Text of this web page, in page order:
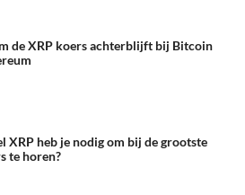
de XRP koers achterblijft bij Bitcoin
XRP heb je nodig om bij de grootste
te horen?